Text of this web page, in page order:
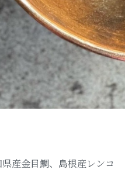
産金目鯛、島根産レンコ